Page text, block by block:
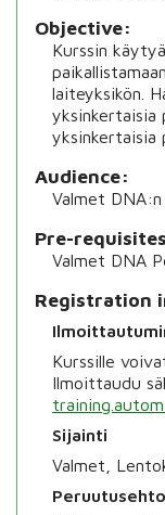
Objective
Kurssin
laiteyksikön.
yksinkertaisia
yksinkertaisia
Audience
Valmet
Pre-requisites
Valmet DNA
Registration
Kurssille
Ilmoittaudu
Sijainti
Valmet,
Peruutusehto